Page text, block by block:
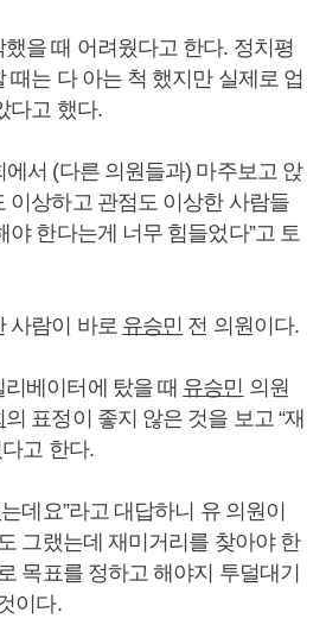
을 때 어려웠다고 한다. 정치평
때는 다 아는 척 했지만 실제로 업
다고 했다.
에서 (다른 의원들과) 마주보고 앉
이상하고 관점도 이상한 사람들
야 한다는게 너무 힘들었다”고 토
사람이 바로 유승민 전 의원이다.
베이터에 탔을 때 유승민 의원
의 표정이 좋지 않은 것을 보고 “재
고 한다.
데요”라고 대답하니 유 의원이
그랬는데 재미거리를 찾아야 한
목표를 정하고 해야지 투덜대기
이다.